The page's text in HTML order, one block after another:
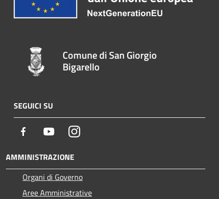
Comune di San Giorgio
Bigarello
SEGUICI SU
Facebook YoutubeInstagram
AMMINISTRAZIONE
Organi di Governo
Aree Amministrative